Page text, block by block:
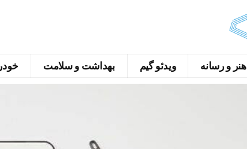
هنر و رسانه ویدئو گیم بهداشت و سلامت